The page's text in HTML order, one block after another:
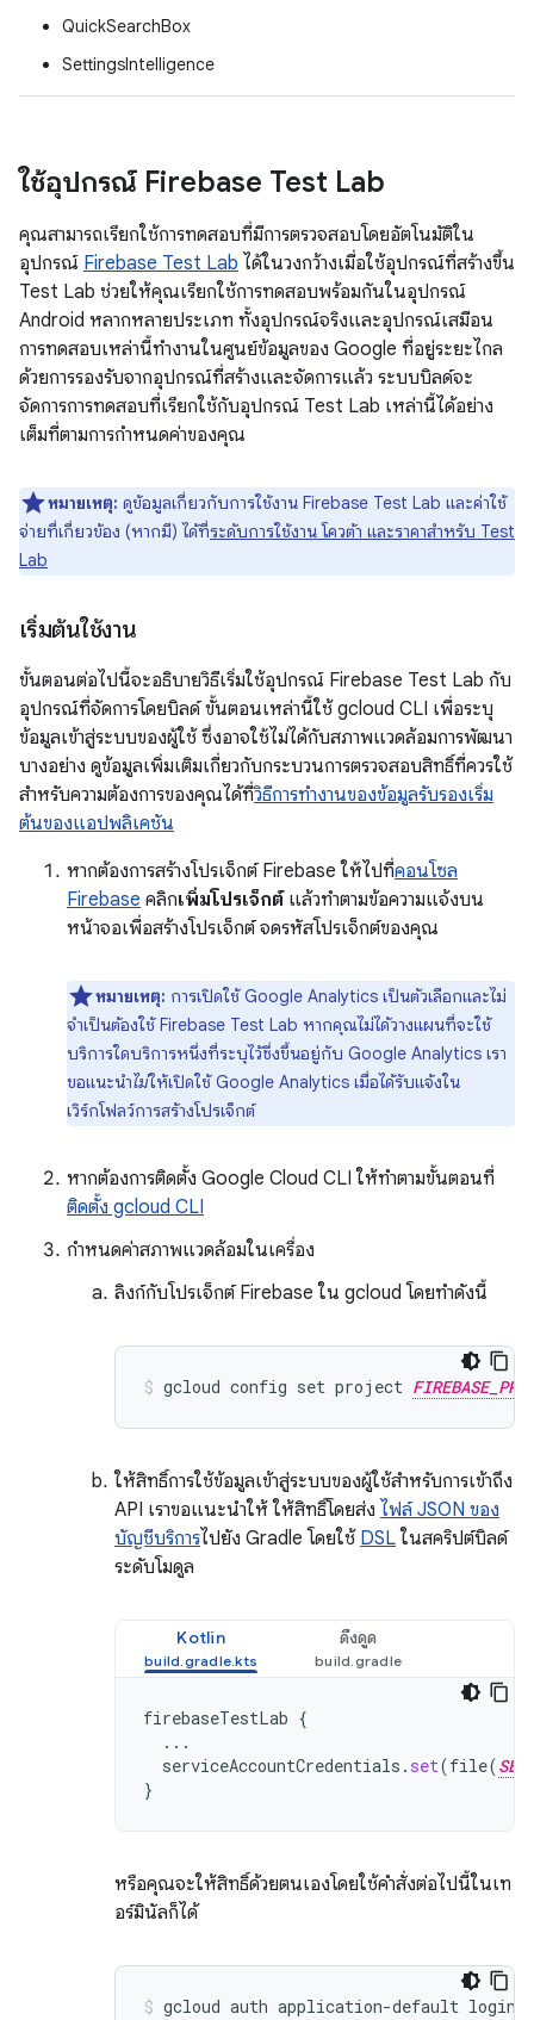
QuickSearchBox
SettingsIntelligence
ใช้อุปกรณ์ Firebase Test Lab
คุณสามารถเรียกใช้การทดสอบที่มีการตรวจสอบโดยอัตโนมัติใน
อุปกรณ์ Firebase Test Lab ได้ในวงกว้างเมื่อใช้อุปกรณ์ที่สร้างขึ้น
Test Lab ช่วยให้คุณเรียกใช้การทดสอบพร้อมกันในอุปกรณ์
Android หลากหลายประเภท ทั้งอุปกรณ์จริงและอุปกรณ์เสมือน
การทดสอบเหล่านี้ทำงานในศูนย์ข้อมูลของ Google ที่อยู่ระยะไกล
ด้วยการรองรับจากอุปกรณ์ที่สร้างและจัดการแล้ว ระบบบิลด์จะ
จัดการการทดสอบที่เรียกใช้กับอุปกรณ์ Test Lab เหล่านี้ได้อย่าง
เต็มที่ตามการกำหนดค่าของคุณ
หมายเหตุ: ดูข้อมูลเกี่ยวกับการใช้งาน Firebase Test Lab และค่าใช้
จ่ายที่เกี่ยวข้อง (หากมี) ได้ที่ระดับการใช้งาน โควต้า และราคาสำหรับ Test
Lab
เริ่มต้นใช้งาน
ขั้นตอนต่อไปนี้จะอธิบายวิธีเริ่มใช้อุปกรณ์ Firebase Test Lab กับ
อุปกรณ์ที่จัดการโดยบิลด์ ขั้นตอนเหล่านี้ใช้ gcloud CLI เพื่อระบุ
ข้อมูลเข้าสู่ระบบของผู้ใช้ ซึ่งอาจใช้ไม่ได้กับสภาพแวดล้อมการพัฒนา
บางอย่าง ดูข้อมูลเพิ่มเติมเกี่ยวกับกระบวนการตรวจสอบสิทธิ์ที่ควรใช้
สำหรับความต้องการของคุณได้ที่วิธีการทำงานของข้อมูลรับรองเริ่ม
ต้นของแอปพลิเคชัน
หากต้องการสร้างโปรเจ็กต์ Firebase ให้ไปที่คอนโซล
Firebase คลิกเพิ่มโปรเจ็กต์แล้วทำตามข้อความแจ้งบน
หน้าจอเพื่อสร้างโปรเจ็กต์ จดรหัสโปรเจ็กต์ของคุณ
หมายเหตุ: การเปิดใช้ Google Analytics เป็นตัวเลือกและไม่
จำเป็นต้องใช้ Firebase Test Lab หากคุณไม่ได้วางแผนที่จะใช้
บริการใดบริการหนึ่งที่ระบุไว้ซึ่งขึ้นอยู่กับ Google Analytics เรา
ขอแนะนําไม่ให้เปิดใช้ Google Analytics เมื่อได้รับแจ้งใน
เวิร์กโฟลว์การสร้างโปรเจ็กต์
หากต้องการติดตั้ง Google Cloud CLI ให้ทำตามขั้นตอนที่
ติดตั้ง gcloud CLI
กำหนดค่าสภาพแวดล้อมในเครื่อง
ลิงก์กับโปรเจ็กต์ Firebase ใน gcloud โดยทำดังนี้
gcloud config set project
ให้สิทธิ์การใช้ข้อมูลเข้าสู่ระบบของผู้ใช้สำหรับการเข้าถึง
API เราขอแนะนำให้ ให้สิทธิ์โดยส่ง ไฟล์ JSON ของ
บัญชีบริการไปยัง Gradle โดยใช้ DSL ในสคริปต์บิลด์
ระดับโมดูล
Kotlin ดึงดูด
firebaseTestLab {
...
serviceAccountCredentials . set(file(
}
หรือคุณจะให้สิทธิ์ด้วยตนเองโดยใช้คำสั่งต่อไปนี้ในเท
อร์มินัลก็ได้